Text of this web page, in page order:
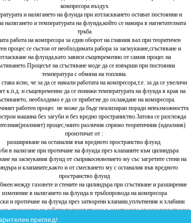
компресора въздух
и налягането на флуида при изтласкването остават постоянни и
налягането и температурата на флуида,който се намира в нагнетателната
тръба
работа на компресора за един оборот на главния вал при теоритичен
процес се състои от необходимата рабора за засмукване,сгъстяване и
на флуида,като зависи същевременно от самия процес на
на сгъстяване моде да се извърши при постоянна
температура с обмяна на топлина.
ясно, че за да се намали работата на компресора,т.е. за да се увеличи
к.п.д. и същевременно да се понижи температурата на флуида в края на
необходимо е да се прибегне до охлаждане на компресора.
работен процес не може да бъде пеализиран поради невъзможността
машина без загуби и без вредно пространнство.Затова се разглежда
процес,чиито различия спрямо теоритичния (идеалния)
произтичат от :
­разширяване на останалия във вредното пространство флуид
в налягане при протичане на флуида през клапаните към цилиндъра
на засмукания флуид от съприкосновението му със загретите стени на
и клапаните,както и от смесването му с останалия във вредното
пространство флуид
между газовете и стените на цилиндъра при сгъстяване и разширение
­изменение в налягането на флуида в тръбопровода на компресора
и протичане на флуида през затворени клапани,уплътнения и хлабини
на отклонение на действителният процес в компресора от идеалния процес
конструкцията и геометричните размери на компресора,броя на оборотите
преглед!